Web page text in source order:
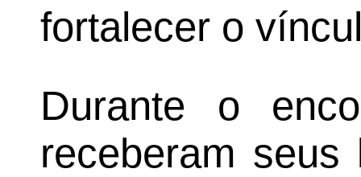
fortalecer o
Durante o
receberam